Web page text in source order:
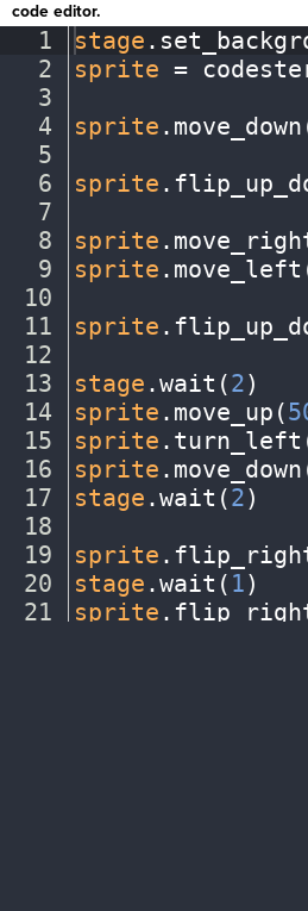
code editor.
1
2
3
4
5
6
7
8
9
10
11
12
13
14
15
16
17
18
19
20
21
stage .
sprite =
sprite .
sprite .
sprite .
sprite .
sprite .
stage .wait(2)
sprite . move_up(
sprite .
sprite .
stage .wait(2)
sprite .
stage .wait( 1)
sprite .